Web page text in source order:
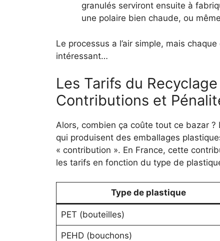
granulés serviront ensuite à
une polaire bien chaude, ou
Le processus a l’air simple, mais
intéressant…
Les Tarifs du
Contributions et
Alors, combien ça coûte tout ce bazar ?
qui produisent des emballages
« contribution ». En France, cette
les tarifs en fonction du type de
Type de plastique
PET (bouteilles)
PEHD (bouchons)